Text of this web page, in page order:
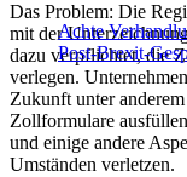
Achte
Post-Brexit-
Das Problem: Die
mit der
dazu verpflichtet, die
verlegen.
Zukunft unter
Zollformulare
und einige andere
Umständen verletzen.